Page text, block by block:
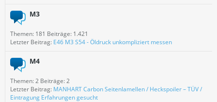
M3
Themen: 181 Beiträge: 1.421
Letzter Beitrag: E46 M3 S54 - Öldruck unkompliziert messen
M4
Themen: 2 Beiträge: 2
Letzter Beitrag: MANHART Carbon Seitenlamellen / Heckspoiler – TÜV /
Eintragung Erfahrungen gesucht